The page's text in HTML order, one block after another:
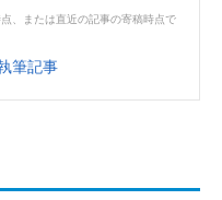
、または直近の記事の寄稿時点で
筆記事